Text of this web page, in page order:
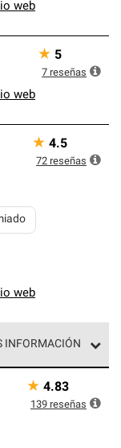
web
web
★ 5
7 reseñas
web
★ 4.5
72 reseñas
INFORMACIÓN
de techos
estrictos
★ 4.83
139 reseñas